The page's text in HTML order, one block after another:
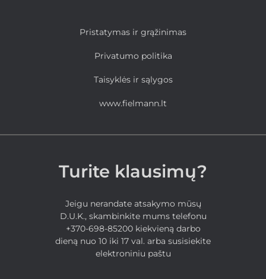
Pristatymas ir grąžinimas
Privatumo politika
Taisyklės ir sąlygos
www.fielmann.lt
Turite klausimų?
Jeigu nerandate atsakymo mūsų
D.U.K., skambinkite mums telefonu
+370-698-85200 kiekvieną darbo
dieną nuo 10 iki 17 val. arba susisiekite
elektroniniu paštu